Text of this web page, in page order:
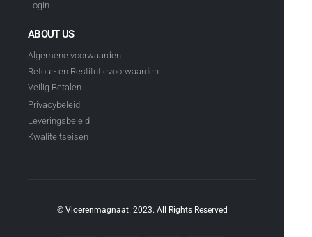
Login
ABOUT US
Algemene voorwaarden
Retour- en Restitutievoorwaarden
Veilig Betalen
Privacybeleid
Leveringsbeleid
Kwaliteitseisen
© Vloerenmagnaat. 2023. All Rights Reserved